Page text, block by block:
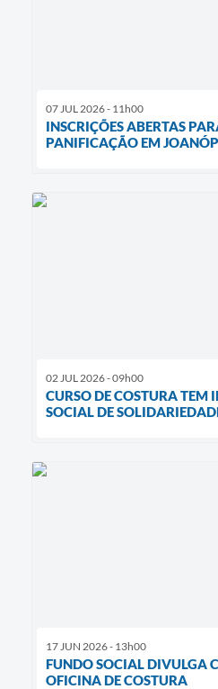
07 JUL 2026 - 11h00
INSCRIÇÕES ABERTAS
PANIFICAÇÃO EM
02 JUL 2026 - 09h00
CURSO DE COSTURA TEM
SOCIAL DE
17 JUN 2026 - 13h00
FUNDO SOCIAL DIVULGA
OFICINA DE COSTURA